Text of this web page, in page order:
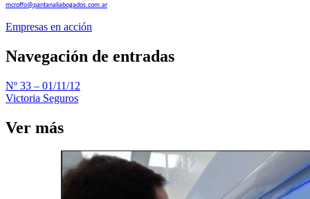
mcroffo@pantanaliabogados.com.ar
Empresas en acción
Navegación de entradas
Nº 33 – 01/11/12
Victoria Seguros
Ver más